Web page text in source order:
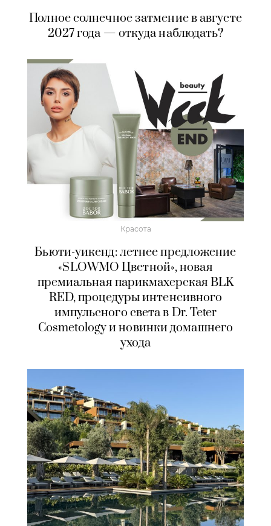
Полное солнечное затмение в августе
2027 года — откуда наблюдать?
Красота
Бьюти-уикенд: летнее предложение
«SLOWMO Цветной», новая
премиальная парикмахерская BLK
RED, процедуры интенсивного
импульсного света в Dr. Teter
Cosmetology и новинки домашнего
ухода